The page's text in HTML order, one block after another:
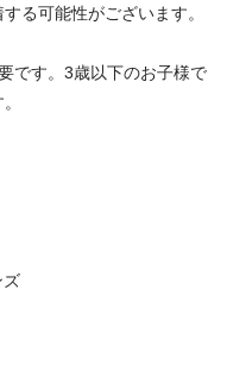
る可能性がございます。
です。3歳以下のお子様で
ズ